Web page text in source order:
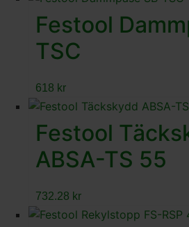
Festool
TSC
618 kr
Festool
ABSA-TS 55
732.28 kr